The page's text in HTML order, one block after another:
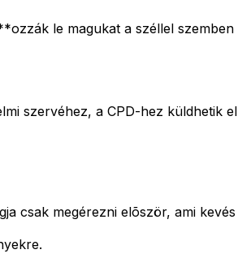
le magukat a széllel szemben
szervéhez, a CPD-hez küldhetik
csak megérezni elõször, ami